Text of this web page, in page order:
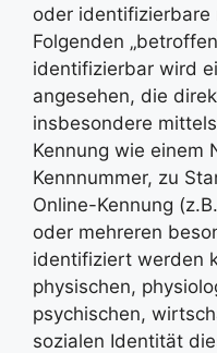
oder identifizierbare
Folgenden
identifizierbar wird
angesehen, die
insbesondere
Kennung wie einem
Kennnummer, zu
Online-Kennung
oder mehreren
identifiziert werden
physischen,
psychischen,
sozialen Identität